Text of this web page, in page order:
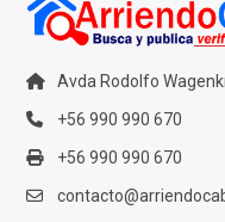
Avda Rodolfo
+56 990 990 670
+56 990 990 670